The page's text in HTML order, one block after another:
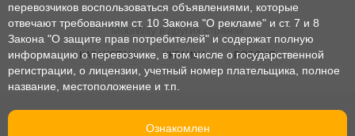
MobiWay в других странах
КАЗАХСТАН УКРАИНА РОССИЯ
перевозчиков воспользоваться объявлениями, которые
отвечают требованиям ст. 10 Закона "О рекламе" и ст. 7 и 8
Закона "О защите прав потребителей" и содержат полную
информацию о перевозчике, в том числе о государственной
регистрации, о лицензии, учетный номер плательщика, полное
название, местоположение и т.п.
Ознакомлен